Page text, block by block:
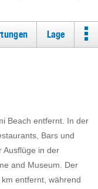
Lage
Beach entfernt. In der
Bars und
Ausflüge in der
and Museum. Der
entfernt, während